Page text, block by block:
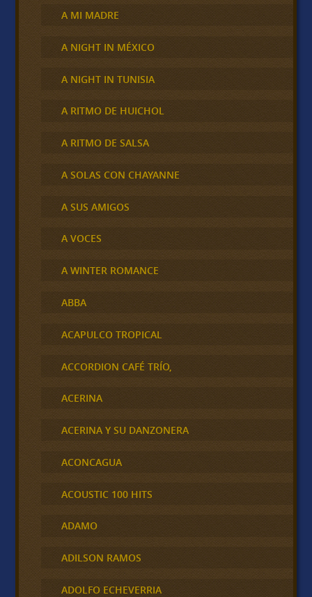
A MI MADRE
A NIGHT IN MÉXICO
A NIGHT IN TUNISIA
A RITMO DE HUICHOL
A RITMO DE SALSA
A SOLAS CON CHAYANNE
A SUS AMIGOS
A VOCES
A WINTER ROMANCE
ABBA
ACAPULCO TROPICAL
ACCORDION CAFÉ TRÍO,
ACERINA
ACERINA Y SU DANZONERA
ACONCAGUA
ACOUSTIC 100 HITS
ADAMO
ADILSON RAMOS
ADOLFO ECHEVERRIA